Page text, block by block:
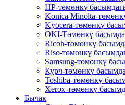
HP-төмөнкү
Konica Minolta-
Kyocera-төмөнкү
OKI-Төмөнкү
Ricoh-төмөнкү
Riso-төмөнкү
Samsung-төмөнкү
Курч-төмөнкү
Toshiba-төмөнкү
Xerox-төмөнкү
Бычак